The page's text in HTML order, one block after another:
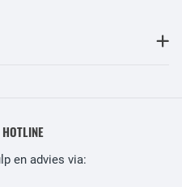
en advies via: